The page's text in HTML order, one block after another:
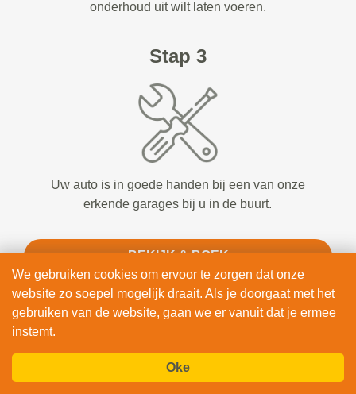
onderhoud uit wilt laten voeren.
Stap 3
Uw auto is in goede handen bij een van onze
erkende garages bij u in de buurt.
BEKIJK & BOEK
We gebruiken cookies om ervoor te zorgen dat onze
website zo soepel mogelijk draait. Als je doorgaat met het
gebruiken van de website, gaan we er vanuit dat je ermee
instemt.
Oke